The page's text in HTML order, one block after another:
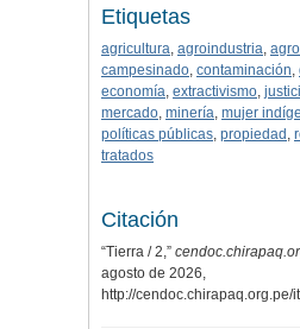
Etiquetas
agricultura, agroindustria,
campesinado, contaminación,
economía, extractivismo,
mercado, minería, mujer
políticas públicas, propiedad ,
tratados
Citación
“Tierra / 2,”
agosto de 2026,
http://cendoc.chirapaq.org.pe/